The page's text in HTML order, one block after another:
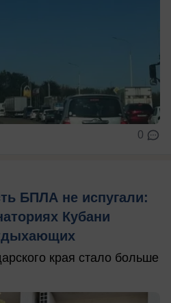
0
БПЛА не испугали:
Кубани
края стало больше